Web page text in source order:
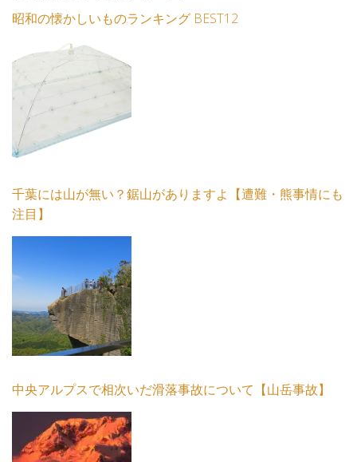
昭和の懐かしいものランキング BEST12
千葉には山が無い？鋸山がありますよ【遭難・熊事情にも
注目】
中央アルプスで相次いだ滑落事故について【山岳事故】